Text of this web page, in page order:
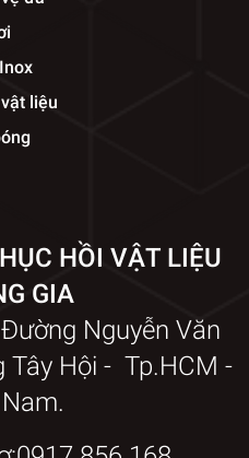
liệu
HỒI VẬT LIỆU
GIA
Nguyễn Văn
Tây Hội - Tp.HCM -